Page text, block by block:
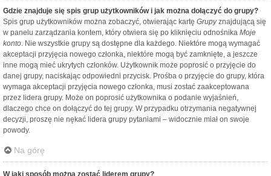
Gdzie znajduje się spis grup użytkowników i jak można dołączyć do grupy?
Spis grup użytkowników można zobaczyć, otwierając kartę Grupyznajdującą się
w panelu zarządzania kontem, który otwiera się po kliknięciu odnośnika Moje
konto. Nie wszystkie grupy są dostępne dla każdego. Niektóre mogą wymagać
akceptacji przyjęcia nowego członka, niektóre mogą być zamknięte, a jeszcze
inne mogą mieć ukrytych członków. Użytkownik może poprosić o przyjęcie do
danej grupy, naciskając odpowiedni przycisk. Prośba o przyjęcie do grupy, która
wymaga akceptacji przyjęcia nowego członka, musi zostać zaakceptowana
przez lidera grupy. Może on poprosić użytkownika o podanie wyjaśnień,
dlaczego chce on dołączyć do tej grupy. W przypadku otrzymania negatywnej
decyzji, proszę nie nękać lidera grupy pytaniami – widocznie miał on swoje
powody.
Na górę
W jaki sposób można zostać liderem grupy?